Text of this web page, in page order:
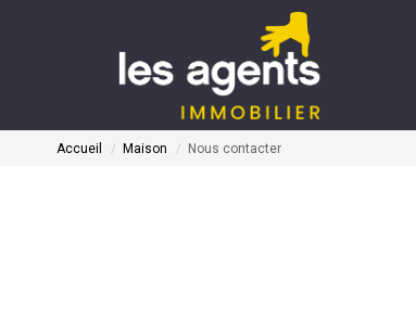
Accueil Maison Nous contacter